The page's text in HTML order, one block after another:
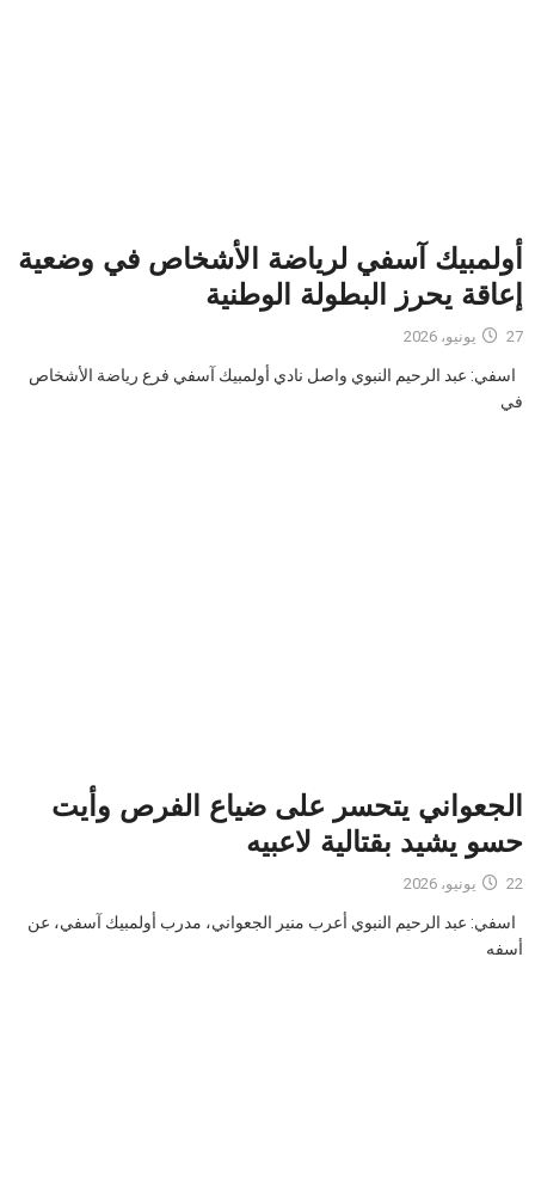
أولمبيك آسفي لرياضة الأشخاص في وضعية
إعاقة يحرز البطولة الوطنية
27 يونيو، 2026
اسفي: عبد الرحيم النبوي واصل نادي أولمبيك آسفي فرع رياضة الأشخاص
في
الجعواني يتحسر على ضياع الفرص وأيت
حسو يشيد بقتالية لاعبيه
22 يونيو، 2026
اسفي: عبد الرحيم النبوي أعرب منير الجعواني، مدرب أولمبيك آسفي، عن
أسفه